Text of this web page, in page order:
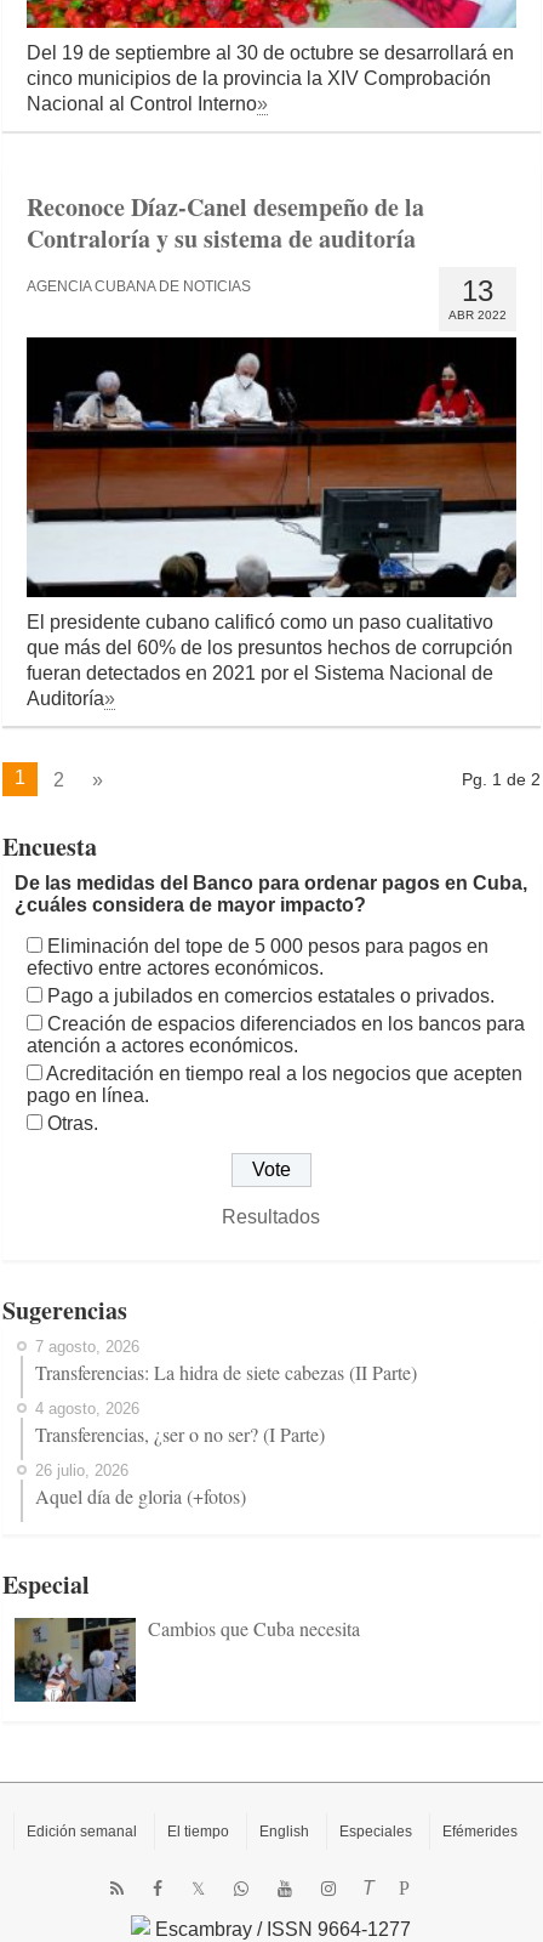
Del 19 de septiembre al 30 de octubre se desarrollará en
cinco municipios de la provincia la XIV Comprobación
Nacional al Control Interno»
Reconoce Díaz-Canel desempeño de la
Contraloría y su sistema de auditoría
13
ABR 2022
AGENCIA CUBANA DE NOTICIAS
El presidente cubano calificó como un paso cualitativo
que más del 60% de los presuntos hechos de corrupción
fueran detectados en 2021 por el Sistema Nacional de
Auditoría»
Pg. 1 de 2
1 2 »
Encuesta
De las medidas del Banco para ordenar pagos en Cuba,
¿cuáles considera de mayor impacto?
Eliminación del tope de 5 000 pesos para pagos en
efectivo entre actores económicos.
Pago a jubilados en comercios estatales o privados.
Creación de espacios diferenciados en los bancos para
atención a actores económicos.
Acreditación en tiempo real a los negocios que acepten
pago en línea.
Otras.
Resultados
Sugerencias
7 agosto, 2026
Transferencias: La hidra de siete cabezas (II Parte)
4 agosto, 2026
Transferencias, ¿ser o no ser? (I Parte)
26 julio, 2026
Aquel día de gloria (+fotos)
Especial
Cambios que Cuba necesita
Edición semanal El tiempo English Especiales Efémerides
T P
Escambray / ISSN 9664-1277